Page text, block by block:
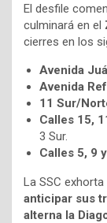
El desfile
culminará en el
cierres en los
Avenida
Avenida
11 Sur/
Calles 15,
3 Sur.
Calles 5, 9
La SSC
anticipar sus
alterna la